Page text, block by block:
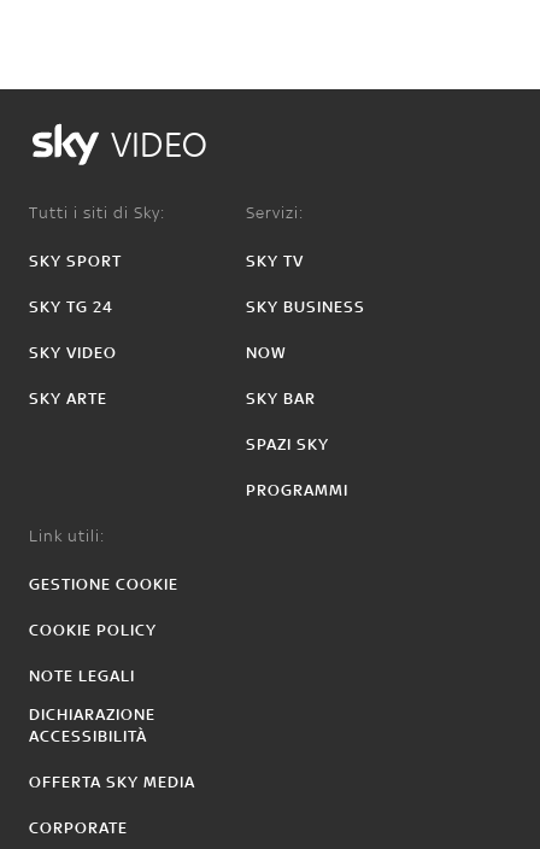
VIDEO
Tutti i siti di Sky:
SKY SPORT
SKY TG 24
SKY VIDEO
SKY ARTE
Servizi:
SKY TV
SKY BUSINESS
NOW
SKY BAR
SPAZI SKY
PROGRAMMI
Link utili:
GESTIONE COOKIE
COOKIE POLICY
NOTE LEGALI
DICHIARAZIONE
ACCESSIBILITÀ
OFFERTA SKY MEDIA
CORPORATE